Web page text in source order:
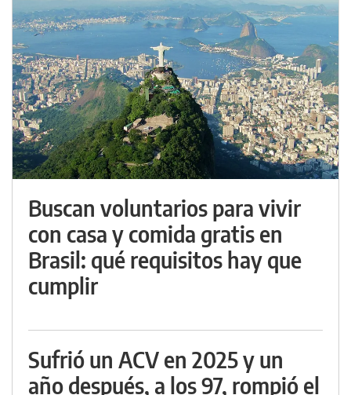
Buscan voluntarios para vivir
con casa y comida gratis en
Brasil: qué requisitos hay que
cumplir
Sufrió un ACV en 2025 y un
año después, a los 97, rompió el